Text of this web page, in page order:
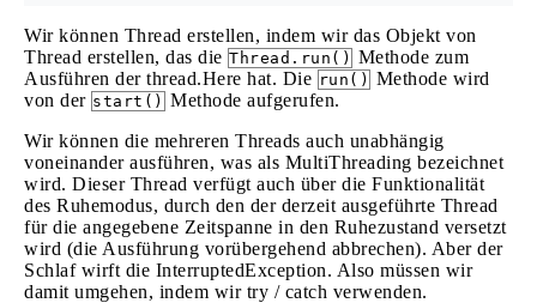
Wir können Thread erstellen, indem wir das Objekt von
Thread erstellen, das die Thread.run() Methode zum
Ausführen der thread.Here hat. Die run() Methode wird
von der start() Methode aufgerufen.
Wir können die mehreren Threads auch unabhängig
voneinander ausführen, was als MultiThreading bezeichnet
wird. Dieser Thread verfügt auch über die Funktionalität
des Ruhemodus, durch den der derzeit ausgeführte Thread
für die angegebene Zeitspanne in den Ruhezustand versetzt
wird (die Ausführung vorübergehend abbrechen). Aber der
Schlaf wirft die InterruptedException. Also müssen wir
damit umgehen, indem wir try / catch verwenden.